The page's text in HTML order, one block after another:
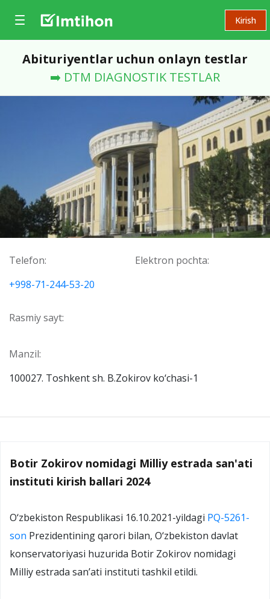
Kirish
Abituriyentlar uchun onlayn testlar
➡️ DTM DIAGNOSTIK TESTLAR
Telefon:
+998-71-244-53-20
Elektron pochta:
Rasmiy sayt:
Manzil:
100027. Toshkent sh. B.Zokirov ko‘chasi-1
Botir Zokirov nomidagi Milliy estrada san'ati
instituti kirish ballari 2024
O‘zbekiston Respublikasi 16.10.2021-yildagi PQ-5261-
son Prezidentining qarori bilan, O‘zbekiston davlat
konservatoriyasi huzurida Botir Zokirov nomidagi
Milliy estrada san’ati instituti tashkil etildi.